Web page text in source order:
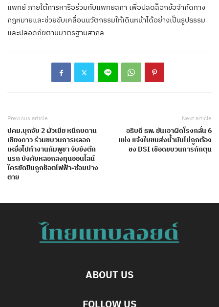
แพทย์ ภายใต้การหารือร่วมกับแพทยสภา เพื่อปลดล็อกข้อจำกัดทาง
กฎหมายและช่วยขับเคลื่อนนวัตกรรมให้เดินหน้าได้อย่างเป็นรูปธรรม
และปลอดภัยตามมาตรฐานสากล
Previous article
ปคม.บุกจับ 2 ผัวเมีย หนีกบดาน
เชียงดาว ร่วมขบวนการหลอก
เหยื่อไปทำงานกัมพูชา จับขังตึก
นรก บังคับหลอกลงทุนออนไลน์
ใครขัดขืนถูกช็อตไฟฟ้า-ซ้อมปาง
ตาย
Next article
อธิบดี ธพ. ยันเอาผิดโรงกลั่น 6
แห่ง แจ้งใบขนส่งน้ำมันไม่ถูกต้อง
ชง DSI เชือดขบวนการกักตุน
ABOUT US
FOLLOW US